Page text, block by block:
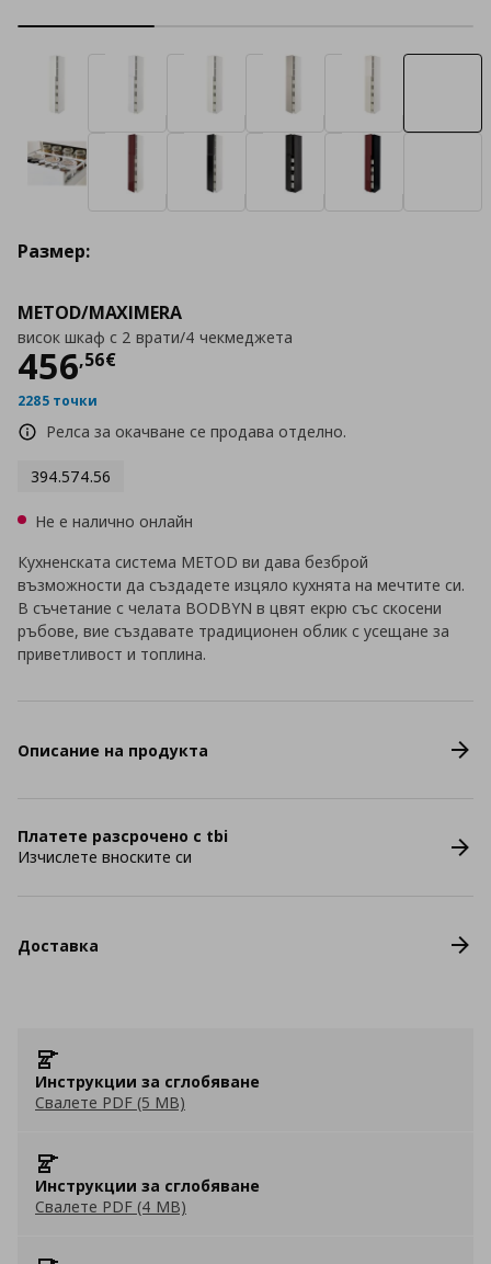
METOD/MAXIMERA
висок шкаф с 2 врати/4 чекмеджета
456,56€
Цена
2285 точки
Релса за окачване се продава отделно.
394.574.56
Размер:
Не е налично онлайн
Кухненската система METOD ви дава безброй
възможности да създадете изцяло кухнята на мечтите си.
В съчетание с челата BODBYN в цвят екрю със скосени
ръбове, вие създавате традиционен облик с усещане за
приветливост и топлина.
Описание на продукта
Платете разсрочено с tbi
Изчислете вноските си
Доставка
Инструкции за сглобяване
Свалете PDF (5 MB)
Инструкции за сглобяване
Свалете PDF (4 MB)